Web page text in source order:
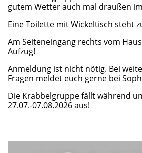
Register-Meldestelle
Ausstellungen
Die Geschichte des Hauses
Freiwilliges Engagement
Spendenaufruf
Unser Selbstverständnis
gutem Wetter auch mal draußen
Eine Toilette mit Wickeltisch steht
Am Seiteneingang rechts vom
Aufzug!
Anmeldung ist nicht nötig. Bei
Fragen meldet euch gerne bei
Die Krabbelgruppe fällt während
27.07.-07.08.2026 aus!